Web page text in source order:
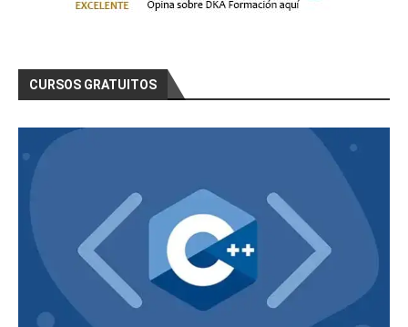
CURSOS GRATUITOS